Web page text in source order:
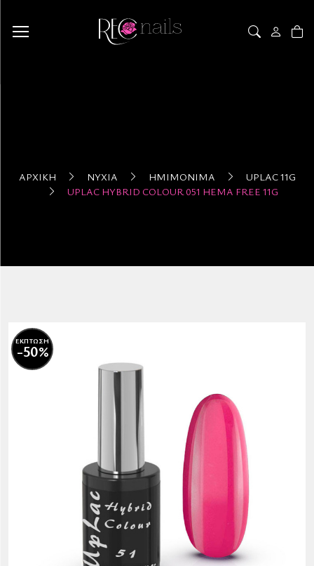
ΑΡΧΙΚΉ ΝΎΧΙΑ ΗΜΙΜΌΝΙΜΑ
UPLAC 11G
UPLAC HYBRID COLOUR 051 HEMA FREE 11G
ΕΚΠΤΩΣΗ
-50%